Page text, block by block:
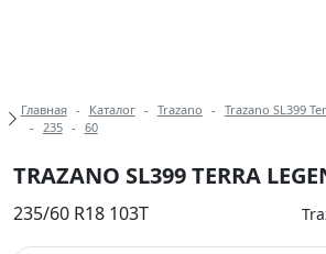
Купить
Хлебные крошки
Главная Каталог Trazano Trazano SL399
235
60
TRAZANO SL399 TERRA
235/60 R18 103T